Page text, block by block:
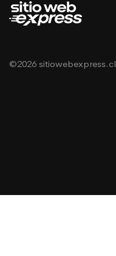
©2026 sitiowebexpress.cl